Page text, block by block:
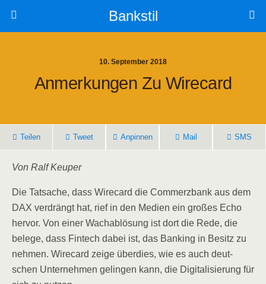
Bankstil
10. September 2018
Anmer­kun­gen Zu Wirecard
Tei­len Tweet Anpin­nen Mail SMS
Von Ralf Keuper
Die Tat­sa­che, dass Wire­card die Com­merz­bank aus dem
DAX ver­drängt hat, rief in den Medi­en ein gro­ßes Echo
her­vor. Von einer Wach­ab­lö­sung ist dort die Rede, die
bele­ge, dass Fin­tech dabei ist, das Ban­king in Besitz zu
neh­men. Wire­card zei­ge über­dies, wie es auch deut­
schen Unter­neh­men gelin­gen kann, die Digi­ta­li­sie­rung für